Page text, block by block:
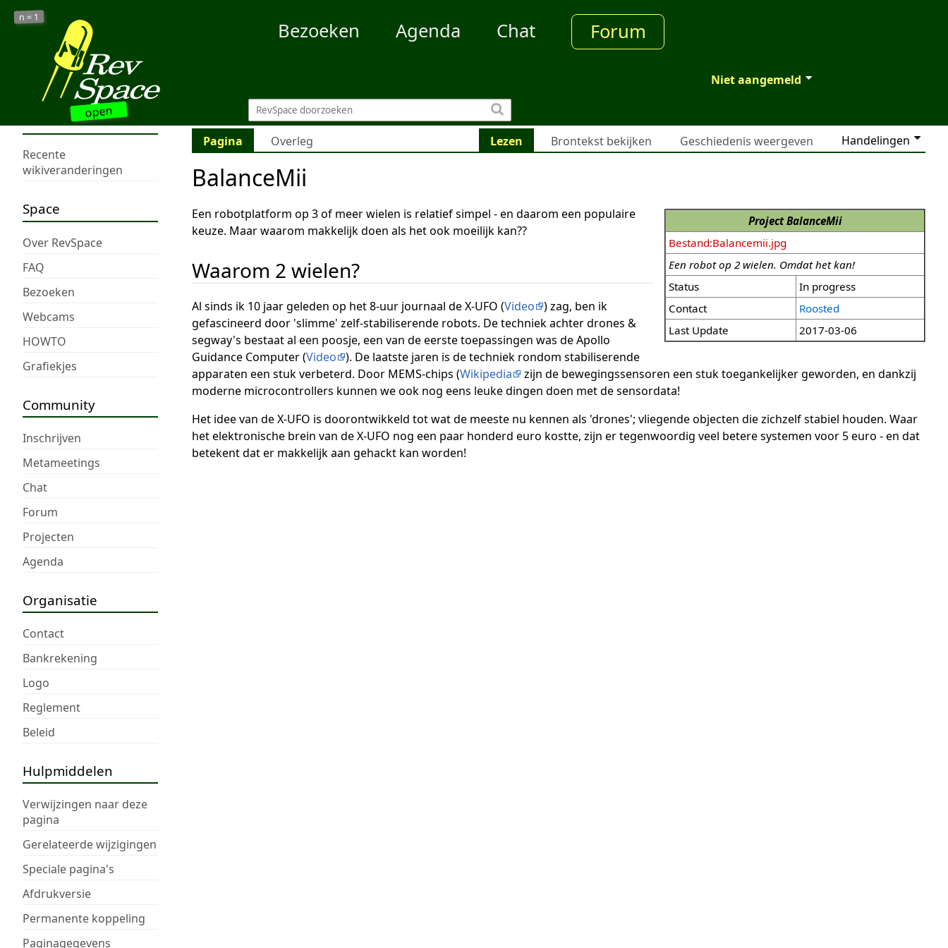
open
n = 1
Bezoeken Agenda Chat Forum
Niet aangemeld
Recente
wikiveranderingen
Space
Over RevSpace
FAQ
Bezoeken
Webcams
HOWTO
Grafiekjes
Community
Inschrijven
Metameetings
Chat
Forum
Projecten
Agenda
Organisatie
Contact
Bankrekening
Logo
Reglement
Beleid
Hulpmiddelen
Verwijzingen naar deze
pagina
Gerelateerde wijzigingen
Speciale pagina's
Afdrukversie
Permanente koppeling
Paginagegevens
Pagina Overleg Handelingen
Lezen Brontekst bekijken Geschiedenis weergeven
BalanceMii
Project BalanceMii
Bestand:Balancemii.jpg
Een robot op 2 wielen. Omdat het kan!
Status
In progress
Contact
Roosted
Last Update
2017-03-06
Een robotplatform op 3 of meer wielen is relatief simpel - en daarom een populaire
keuze. Maar waarom makkelijk doen als het ook moeilijk kan??
Waarom 2 wielen?
Al sinds ik 10 jaar geleden op het 8-uur journaal de X-UFO (Video
) zag, ben ik
gefascineerd door 'slimme' zelf-stabiliserende robots. De techniek achter drones &
segway's bestaat al een poosje, een van de eerste toepassingen was de Apollo
Guidance Computer (Video
). De laatste jaren is de techniek rondom stabiliserende
apparaten een stuk verbeterd. Door MEMS-chips (Wikipedia
zijn de bewegingssensoren een stuk toegankelijker geworden, en dankzij
moderne microcontrollers kunnen we ook nog eens leuke dingen doen met de sensordata!
Het idee van de X-UFO is doorontwikkeld tot wat de meeste nu kennen als 'drones'; vliegende objecten die zichzelf stabiel houden. Waar
het elektronische brein van de X-UFO nog een paar honderd euro kostte, zijn er tegenwoordig veel betere systemen voor 5 euro - en dat
betekent dat er makkelijk aan gehackt kan worden!